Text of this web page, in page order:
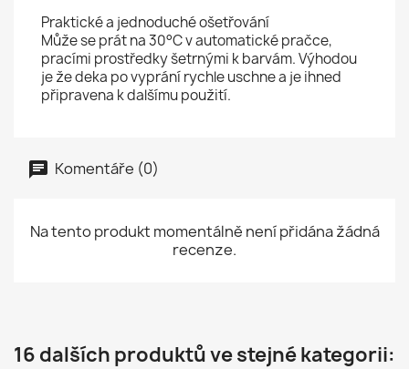
Praktické a jednoduché ošetřování
Může se prát na 30°C v automatické pračce,
pracími prostředky šetrnými k barvám. Výhodou
je že deka po vyprání rychle uschne a je ihned
připravena k dalšímu použití.
Komentáře (0)
Na tento produkt momentálně není přidána žádná
recenze.
16 dalších produktů ve stejné kategorii: